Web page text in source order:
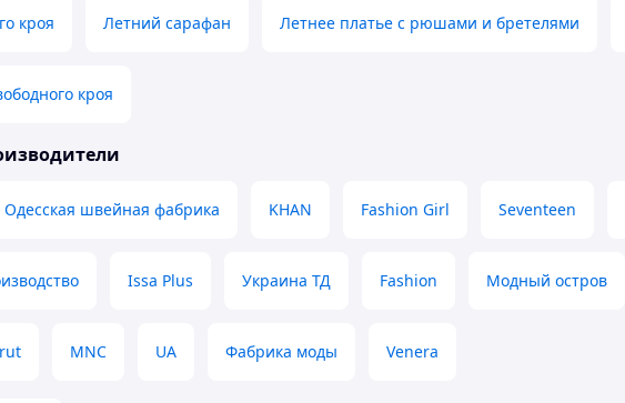
кроя Летний сарафан Летнее платье с рюшами и бретелями
кроя
Одесская швейная фабрика KHAN Fashion Girl Seventeen
Issa Plus Украина ТД Fashion Модный остров
MNC UA Фабрика моды Venera